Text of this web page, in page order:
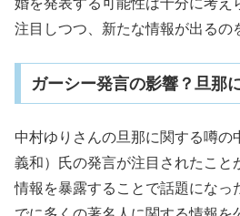
婚を発表する可能性は十分に考え
注目しつつ、新たな情報が出るの
ガーシー発言の影響？旦那
中村ゆりさんの旦那に関する噂の
義和）氏の発言が注目されたこと
情報を暴露することで話題になっ